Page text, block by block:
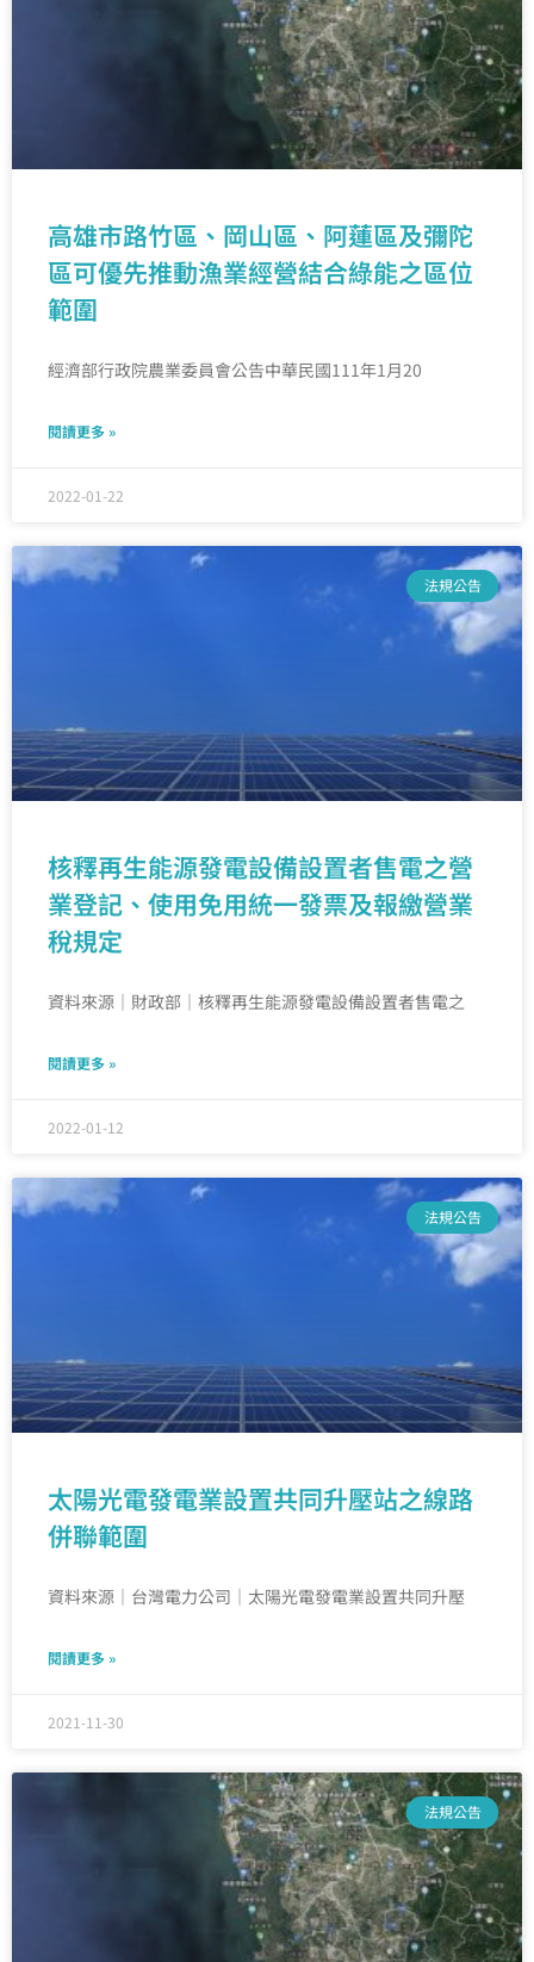
高雄市路竹區、岡山區、阿蓮區及彌陀
區可優先推動漁業經營結合綠能之區位
範圍
經濟部行政院農業委員會公告中華民國111年1月20
閱讀更多 »
2022-01-22
法規公告
核釋再生能源發電設備設置者售電之營
業登記、使用免用統一發票及報繳營業
稅規定
資料來源｜財政部｜核釋再生能源發電設備設置者售電之
閱讀更多 »
2022-01-12
法規公告
太陽光電發電業設置共同升壓站之線路
併聯範圍
資料來源｜台灣電力公司｜太陽光電發電業設置共同升壓
閱讀更多 »
2021-11-30
法規公告